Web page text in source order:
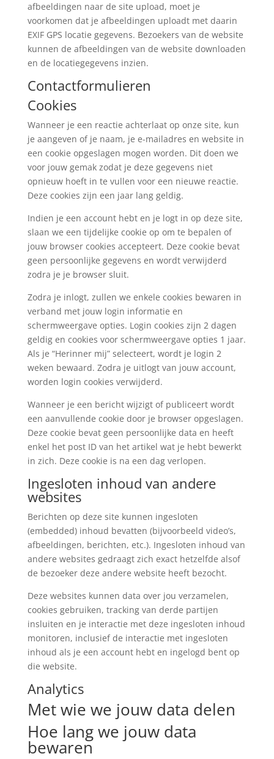
afbeeldingen naar de site upload, moet je
voorkomen dat je afbeeldingen uploadt met daarin
EXIF GPS locatie gegevens. Bezoekers van de website
kunnen de afbeeldingen van de website downloaden
en de locatiegegevens inzien.
Contactformulieren
Cookies
Wanneer je een reactie achterlaat op onze site, kun
je aangeven of je naam, je e-mailadres en website in
een cookie opgeslagen mogen worden. Dit doen we
voor jouw gemak zodat je deze gegevens niet
opnieuw hoeft in te vullen voor een nieuwe reactie.
Deze cookies zijn een jaar lang geldig.
Indien je een account hebt en je logt in op deze site,
slaan we een tijdelijke cookie op om te bepalen of
jouw browser cookies accepteert. Deze cookie bevat
geen persoonlijke gegevens en wordt verwijderd
zodra je je browser sluit.
Zodra je inlogt, zullen we enkele cookies bewaren in
verband met jouw login informatie en
schermweergave opties. Login cookies zijn 2 dagen
geldig en cookies voor schermweergave opties 1 jaar.
Als je “Herinner mij” selecteert, wordt je login 2
weken bewaard. Zodra je uitlogt van jouw account,
worden login cookies verwijderd.
Wanneer je een bericht wijzigt of publiceert wordt
een aanvullende cookie door je browser opgeslagen.
Deze cookie bevat geen persoonlijke data en heeft
enkel het post ID van het artikel wat je hebt bewerkt
in zich. Deze cookie is na een dag verlopen.
Ingesloten inhoud van andere
websites
Berichten op deze site kunnen ingesloten
(embedded) inhoud bevatten (bijvoorbeeld video’s,
afbeeldingen, berichten, etc.). Ingesloten inhoud van
andere websites gedraagt zich exact hetzelfde alsof
de bezoeker deze andere website heeft bezocht.
Deze websites kunnen data over jou verzamelen,
cookies gebruiken, tracking van derde partijen
insluiten en je interactie met deze ingesloten inhoud
monitoren, inclusief de interactie met ingesloten
inhoud als je een account hebt en ingelogd bent op
die website.
Analytics
Met wie we jouw data delen
Hoe lang we jouw data
bewaren